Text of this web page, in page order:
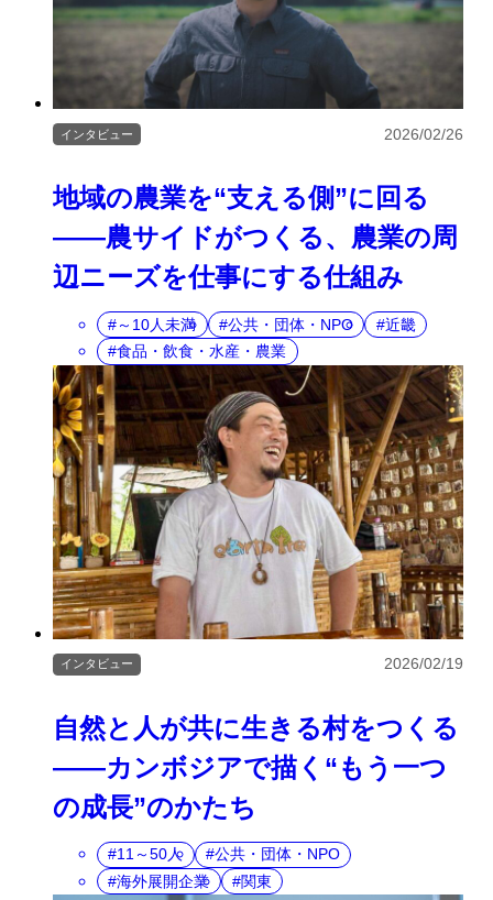
地域の農業を“支える側”に回る
――農サイドがつくる、農業の周
辺ニーズを仕事にする仕組み
インタビュー 2026/02/26
～10人未満 公共・団体・NPO
近畿
食品・飲食・水産・農業
自然と人が共に生きる村をつくる
――カンボジアで描く“もう一つ
の成長”のかたち
インタビュー 2026/02/19
11～50人
公共・団体・NPO
海外展開企業
関東